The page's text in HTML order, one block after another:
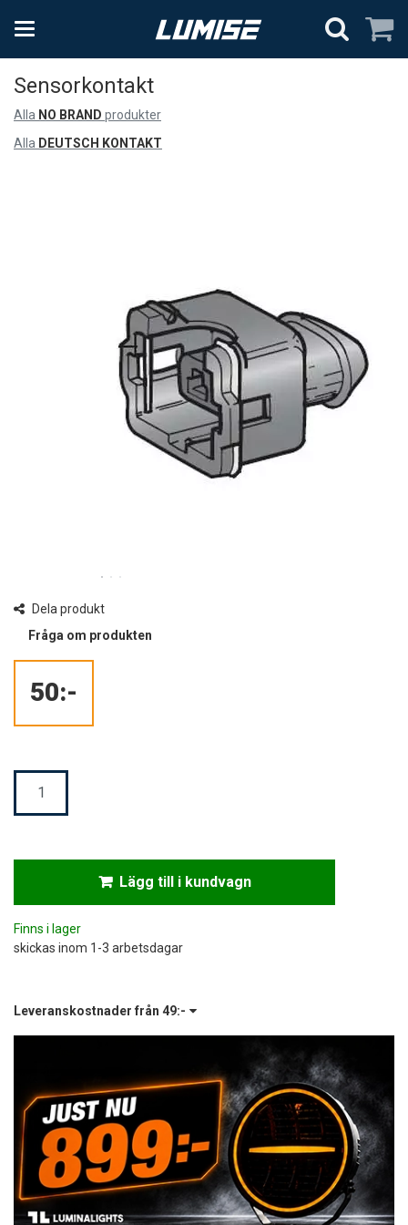
Sensorkontakt
Alla NO BRAND produkter
Alla DEUTSCH KONTAKT
Dela produkt
50:-
Finns i lager
skickas inom 1-3 arbetsdagar
Leveranskostnader från 49:-
Mängd
Lägg till i kundvagn
Fråga om produkten